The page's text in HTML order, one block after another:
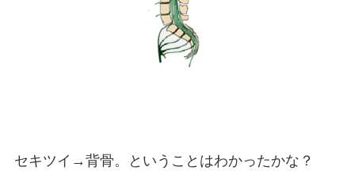
セキツイ→背骨。ということはわかったかな？